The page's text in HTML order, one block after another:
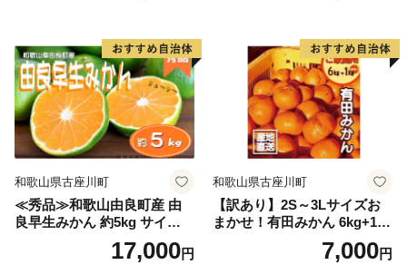
ん 和歌山 ご家庭用
和歌山県古座川町
≪秀品≫和歌山由良町産 由
良早生みかん 約5kg サイズお
まかせ【sml106C】17,000円
和歌山県古座川町
【訳あり】2S～3Lサイズお
まかせ！有田みかん 6kg+1kg
保証分 11月から12月下旬ま
でに順次発送致します。 / 訳
7,000円